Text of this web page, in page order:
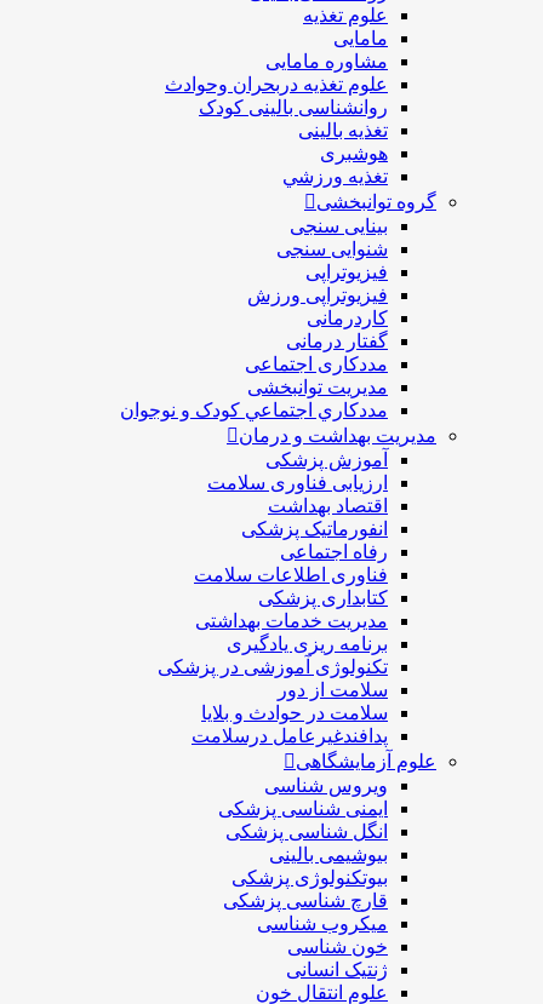
علوم تغذیه
مامایی
مشاوره مامایی
علوم تغذیه دربحران وحوادث
روانشناسی بالینی کودک
تغذیه بالینی
هوشبری
تغذيه ورزشي
گروه توانبخشی
بینایی سنجی
شنوایی سنجی
فیزیوتراپی
فیزیوتراپی ورزش
کاردرمانی
گفتار درمانی
مددکاری اجتماعی
مديريت توانبخشی
مددکاري اجتماعي کودک و نوجوان
مدیریت بهداشت و درمان
آموزش پزشکی
ارزیابی فناوری سلامت
اقتصاد بهداشت
انفورماتیک پزشکی
رفاه اجتماعی
فناوری اطلاعات سلامت
کتابداری پزشکی
مديريت خدمات بهداشتی
برنامه ریزی یادگیری
تکنولوژی آموزشی در پزشکی
سلامت از دور
سلامت در حوادث و بلایا
پدافندغیرعامل درسلامت
علوم آزمایشگاهی
ویروس شناسی
ایمنی شناسی پزشكی
انگل شناسی پزشکی
بیوشیمی بالینی
بیوتکنولوژی پزشکی
قارچ شناسی پزشکی
ميكروب شناسی
خون شناسی
ژنتیک انسانی
علوم انتقال خون